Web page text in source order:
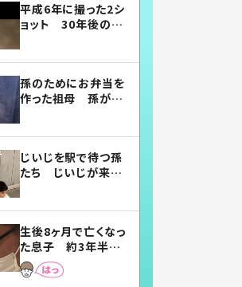
平成6年に撮った2シ
ョット 30年後の姿
孫のためにお弁当を
作った祖母 孫が絶
じいじを駅で待つ孫
たち じいじが来た
まらない」「幸せにな
れる」
生後8ヶ月で亡くなっ
た息子 約3年半
後、当時の妻の日記
に書いてあった本音